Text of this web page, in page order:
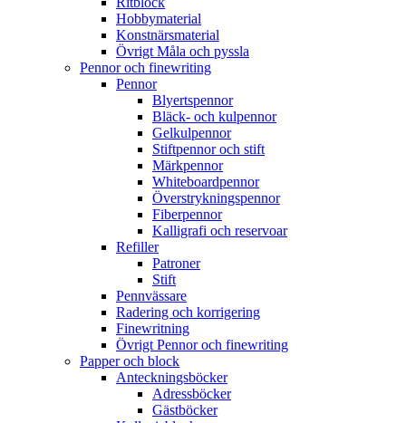
Hobbymaterial
Konstnärsmaterial
Övrigt Måla och pyssla
Pennor och finewriting
Pennor
Blyertspennor
Bläck- och kulpennor
Gelkulpennor
Stiftpennor och stift
Märkpennor
Whiteboardpennor
Överstrykningspennor
Fiberpennor
Kalligrafi och reservoar
Refiller
Patroner
Stift
Pennvässare
Radering och korrigering
Finewritning
Övrigt Pennor och finewriting
Papper och block
Anteckningsböcker
Adressböcker
Gästböcker